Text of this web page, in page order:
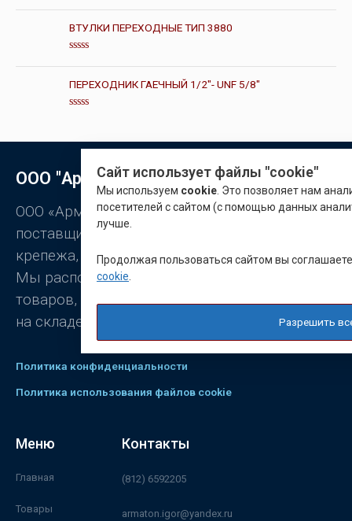
и
5
ц
е
н
к
0
з
ВТУЛКИ ПЕРЕХОДНЫЕ ТИП 3880
ц
е
н
к
з
ПЕРЕХОДНИК ГАЕЧНЫЙ 1/2"- UNF 5/8"
0
и
5
ООО "Арматон"
ООО «Арматон» является оптовым
поставщиком заклёпок, промышленного
крепежа, станочной оснастки.
Мы располагаем широким ассортиментом
товаров, постоянно присутствующих
на складе.
Политика конфиденциальности
Политика использования файлов cookie
Меню
Главная
Товары
Контакты
(812) 6592205
armaton.igor@yandex.ru
Сайт использует файлы "cookie"
Мы используем cookie . Это позволяет нам
посетителей с сайтом (с помощью данных
лучше.
Продолжая пользоваться сайтом вы
cookie
Разрешить